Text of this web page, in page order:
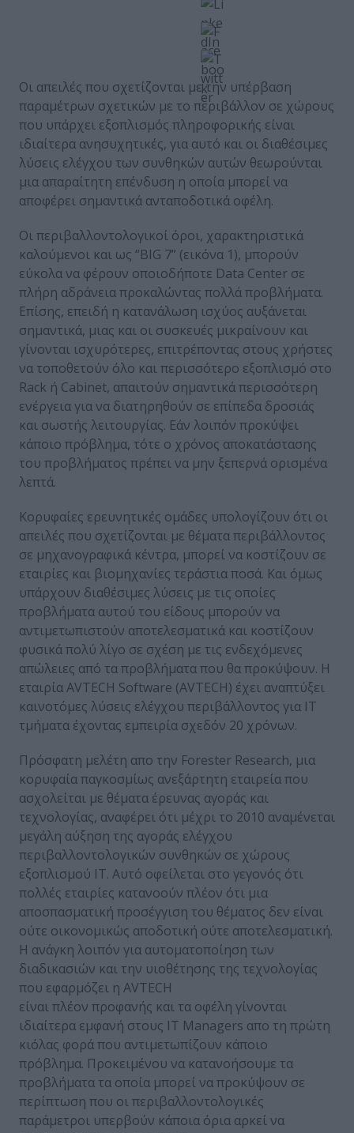
Οι απειλές που σχετίζονται με την υπέρβαση
παραμέτρων σχετικών με το περιβάλλον σε χώρους
που υπάρχει εξοπλισμός πληροφορικής είναι
ιδιαίτερα ανησυχητικές, για αυτό και οι διαθέσιμες
λύσεις ελέγχου των συνθηκών αυτών θεωρούνται
μια απαραίτητη επένδυση η οποία μπορεί να
αποφέρει σημαντικά ανταποδοτικά οφέλη.
Οι περιβαλλοντολογικοί όροι, χαρακτηριστικά
καλούμενοι και ως “BIG 7” (εικόνα 1), μπορούν
εύκολα να φέρουν οποιοδήποτε Data Center σε
πλήρη αδράνεια προκαλώντας πολλά προβλήματα.
Επίσης, επειδή η κατανάλωση ισχύος αυξάνεται
σημαντικά, μιας και οι συσκευές μικραίνουν και
γίνονται ισχυρότερες, επιτρέποντας στους χρήστες
να τοποθετούν όλο και περισσότερο εξοπλισμό στο
Rack ή Cabinet, απαιτούν σημαντικά περισσότερη
ενέργεια για να διατηρηθούν σε επίπεδα δροσιάς
και σωστής λειτουργίας. Εάν λοιπόν προκύψει
κάποιο πρόβλημα, τότε ο χρόνος αποκατάστασης
του προβλήματος πρέπει να μην ξεπερνά ορισμένα
λεπτά.
Κορυφαίες ερευνητικές ομάδες υπολογίζουν ότι οι
απειλές που σχετίζονται με θέματα περιβάλλοντος
σε μηχανογραφικά κέντρα, μπορεί να κοστίζουν σε
εταιρίες και βιομηχανίες τεράστια ποσά. Και όμως
υπάρχουν διαθέσιμες λύσεις με τις οποίες
προβλήματα αυτού του είδους μπορούν να
αντιμετωπιστούν αποτελεσματικά και κοστίζουν
φυσικά πολύ λίγο σε σχέση με τις ενδεχόμενες
απώλειες από τα προβλήματα που θα προκύψουν. Η
εταιρία AVTECH Software (AVTECH) έχει αναπτύξει
καινοτόμες λύσεις ελέγχου περιβάλλοντος για IΤ
τμήματα έχοντας εμπειρία σχεδόν 20 χρόνων.
Πρόσφατη μελέτη απο την Forester Research, μια
κορυφαία παγκοσμίως ανεξάρτητη εταιρεία που
ασχολείται με θέματα έρευνας αγοράς και
τεχνολογίας, αναφέρει ότι μέχρι το 2010 αναμένεται
μεγάλη αύξηση της αγοράς ελέγχου
περιβαλλοντολογικών συνθηκών σε χώρους
εξοπλισμού ΙΤ. Αυτό οφείλεται στο γεγονός ότι
πολλές εταιρίες κατανοούν πλέον ότι μια
αποσπασματική προσέγγιση του θέματος δεν είναι
ούτε οικονομικώς αποδοτική ούτε αποτελεσματική.
Η ανάγκη λοιπόν για αυτοματοποίηση των
διαδικασιών και την υιοθέτησης της τεχνολογίας
που εφαρμόζει η AVTECH
είναι πλέον προφανής και τα οφέλη γίνονται
ιδιαίτερα εμφανή στους IT Managers απο τη πρώτη
κιόλας φορά που αντιμετωπίζουν κάποιο
πρόβλημα. Προκειμένου να κατανοήσουμε τα
προβλήματα τα οποία μπορεί να προκύψουν σε
περίπτωση που οι περιβαλλοντολογικές
παράμετροι υπερβούν κάποια όρια αρκεί να